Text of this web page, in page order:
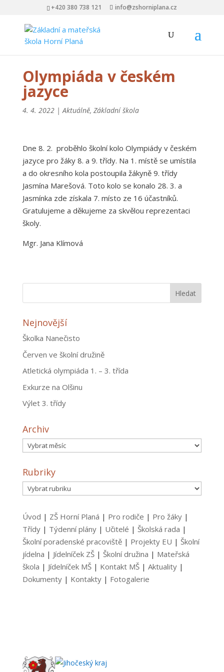
+420 380 738 121 info@zshorniplana.cz
Olympiáda v českém
jazyce
4. 4. 2022|Aktuálně, Základní škola
Dne 8. 2. proběhlo školní kolo Olympiády v českém
jazyce pro žáky 8. a 9. třídy. Na 1. místě se umístila
a do okresního kola postoupila žákyně 9. třídy
Jasmína Marešová. Toto kolo se konalo 28. 3. a
Jasmínka zde získala 7. místo ze 16 účastníků.
Gratulujeme a děkujeme za skvělou reprezentaci
školy.
Mgr. Jana Klímová
Nejnovější
Školka Nanečisto
Červen ve školní družině
Atletická olympiáda 1. – 3. třída
Exkurze na Olšinu
Výlet 3. třídy
Archiv
Archiv
Rubriky
Rubriky
Úvod | ZŠ Horní Planá | Pro rodiče | Pro žáky|
Třídy| Týdenní plány| Učitelé | Školská rada |
Školní poradenské pracoviště| Projekty EU | Školní
jídelna | Jídelníček ZŠ| Školní družina | Mateřská
škola | Jídelníček MŠ| Kontakt MŠ| Aktuality|
Dokumenty| Kontakty| Fotogalerie